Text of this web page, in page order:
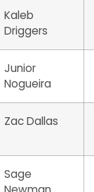
Kaleb
Driggers
Junior
Nogueira
Zac Dallas
Sage